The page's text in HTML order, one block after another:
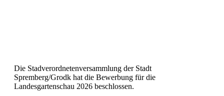
Die Stadverordnetenversammlung der Stadt
Spremberg/Grodk hat die Bewerbung für die
Landesgartenschau 2026 beschlossen.